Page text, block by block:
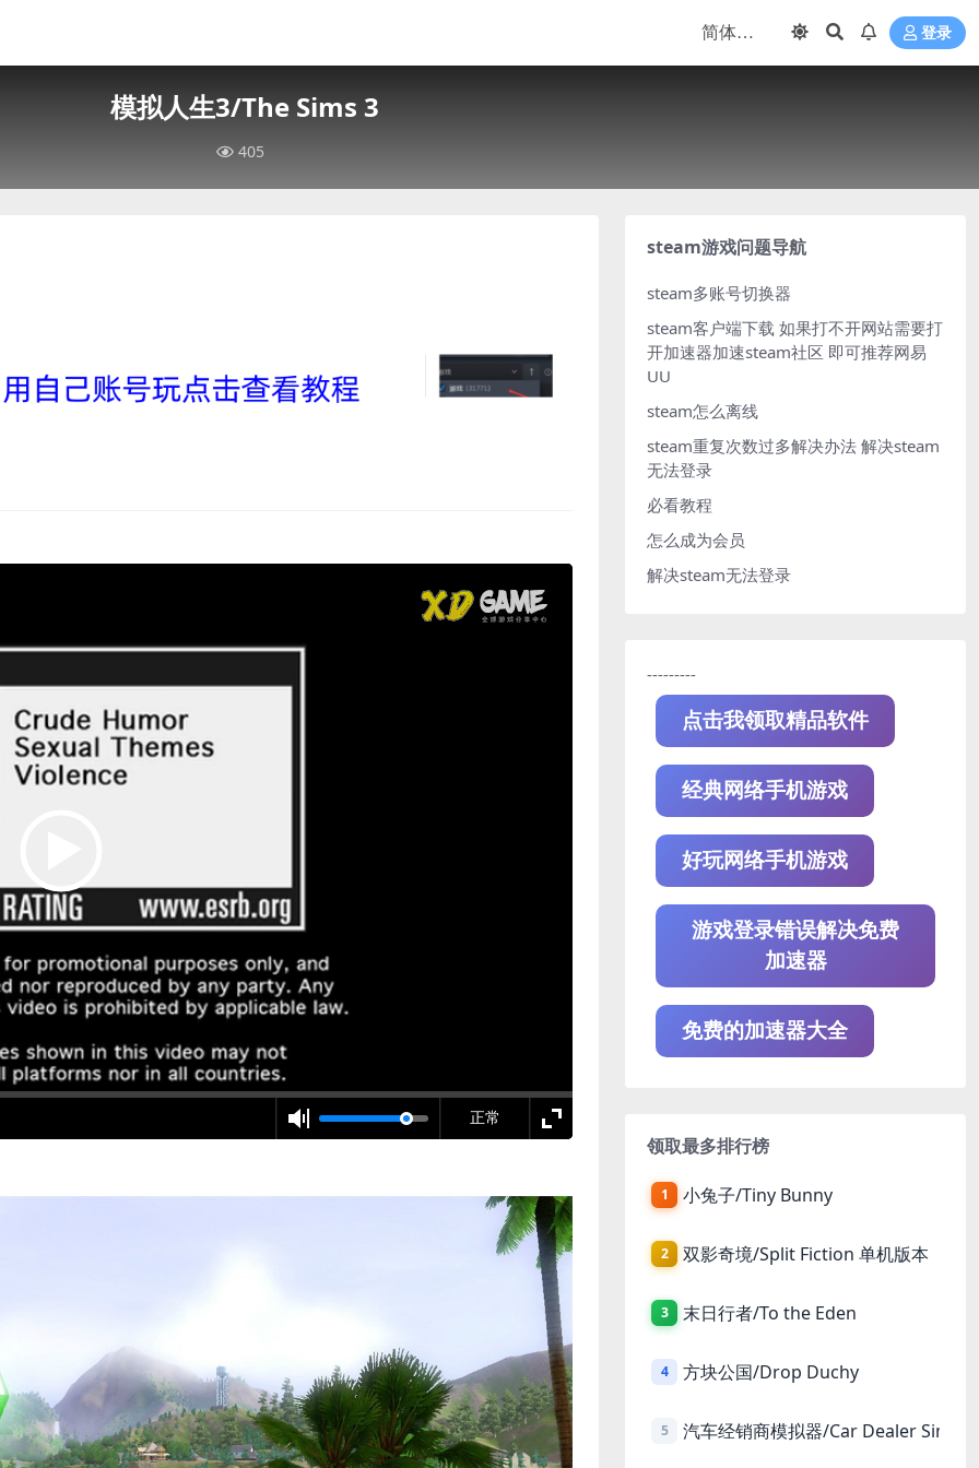
登录
模拟人生3/The Sims 3
405
steam游戏问题导航
steam多账号切换器
steam客户端下载 如果打不开网站需要打
开加速器加速steam社区 即可推荐网易
UU
steam怎么离线
steam重复次数过多解决办法 解决steam
无法登录
必看教程
怎么成为会员
解决steam无法登录
---------
点击我领取精品软件
经典网络手机游戏
好玩网络手机游戏
游戏登录错误解决免费
加速器
免费的加速器大全
领取最多排行榜
1 小兔子/Tiny Bunny
2 双影奇境/Split Fiction 单机版本
3 末日行者/To the Eden
4 方块公国/Drop Duchy
5 汽车经销商模拟器/Car Dealer